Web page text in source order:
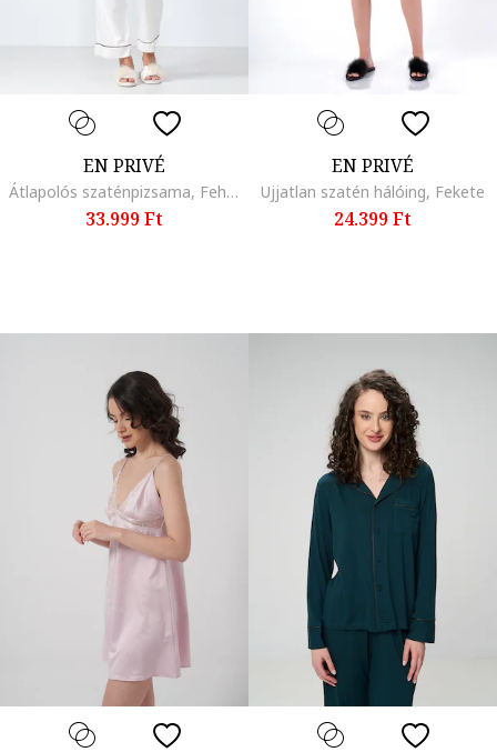
EN PRIVÉ
Átlapolós szaténpizsama, Fehér
33.999 Ft
EN PRIVÉ
Ujjatlan szatén hálóing, Fekete
24.399 Ft